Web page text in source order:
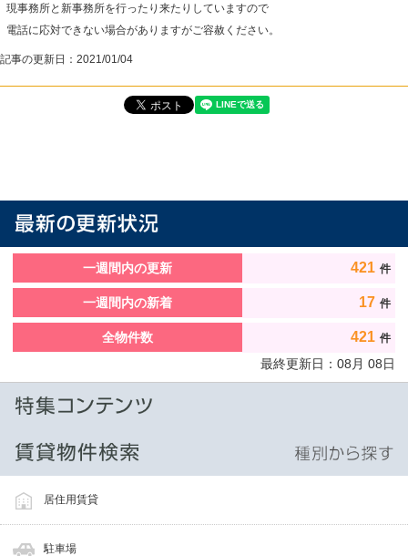
現事務所と新事務所を行ったり来たりしていますので
電話に応対できない場合がありますがご容赦ください。
記事の更新日： 2021/01/04
一週間内の更新 421 件
一週間内の新着 17 件
全物件数 421 件
最終更新日： 08 月 08日
居住用賃貸
駐車場